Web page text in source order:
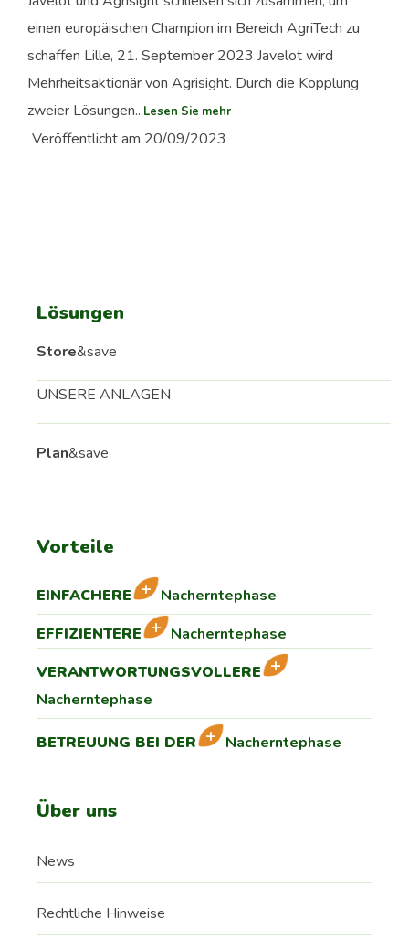
einen europäischen Champion im Bereich AgriTech zu
schaffen Lille, 21. September 2023 Javelot wird
Mehrheitsaktionär von Agrisight. Durch die Kopplung
zweier Lösungen...Lesen Sie mehr
Veröffentlicht am 20/09/2023
Lösungen
Store&save
UNSERE ANLAGEN
Plan&save
Vorteile
EINFACHERE
Nacherntephase
EFFIZIENTERE
Nacherntephase
VERANTWORTUNGSVOLLERE
Nacherntephase
BETREUUNG BEI DER Nacherntephase
Über uns
News
Rechtliche Hinweise